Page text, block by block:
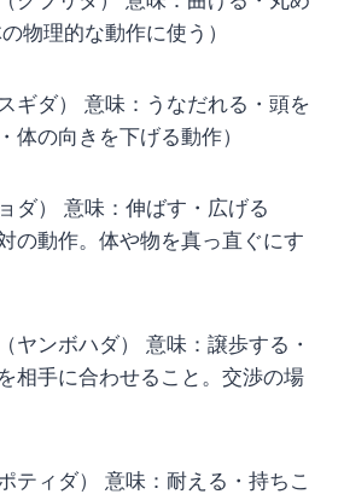
物理的な動作に使う）
ギダ） 意味：うなだれる・頭を
体の向きを下げる動作）
ダ） 意味：伸ばす・広げる
の動作。体や物を真っ直ぐにす
ヤンボハダ） 意味：譲歩する・
相手に合わせること。交渉の場
ティダ） 意味：耐える・持ちこ